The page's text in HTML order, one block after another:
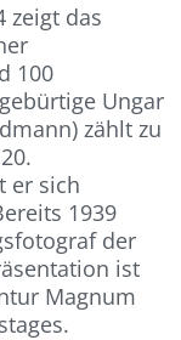
zeigt das
100
Ungar
zählt zu
er sich
1939
der
ist
Magnum